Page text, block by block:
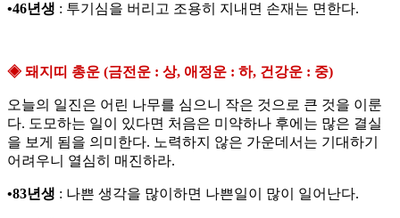
•46년생 : 투기심을 버리고 조용히 지내면 손재는 면한다.
◈ 돼지띠 총운 (금전운 : 상, 애정운 : 하, 건강운 : 중)
오늘의 일진은 어린 나무를 심으니 작은 것으로 큰 것을 이룬
다. 도모하는 일이 있다면 처음은 미약하나 후에는 많은 결실
을 보게 됨을 의미한다. 노력하지 않은 가운데서는 기대하기
어려우니 열심히 매진하라.
•83년생 : 나쁜 생각을 많이하면 나쁜일이 많이 일어난다.